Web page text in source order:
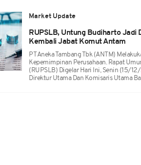
Market Update
RUPSLB, Untung Budiharto
Kembali Jabat Komut Antam
PT Aneka Tambang Tbk (ANTM)
Kepemimpinan Perusahaan. Rapat
(RUPSLB) Digelar Hari Ini, Senin (15/
Direktur Utama Dan Komisaris Utama